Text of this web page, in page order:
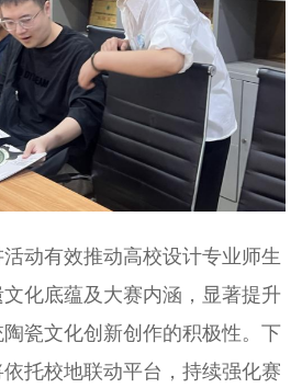
有效推动高校设计专业师生
化底蕴及大赛内涵，显著提升
瓷文化创新创作的积极性。下
托校地联动平台，持续强化赛